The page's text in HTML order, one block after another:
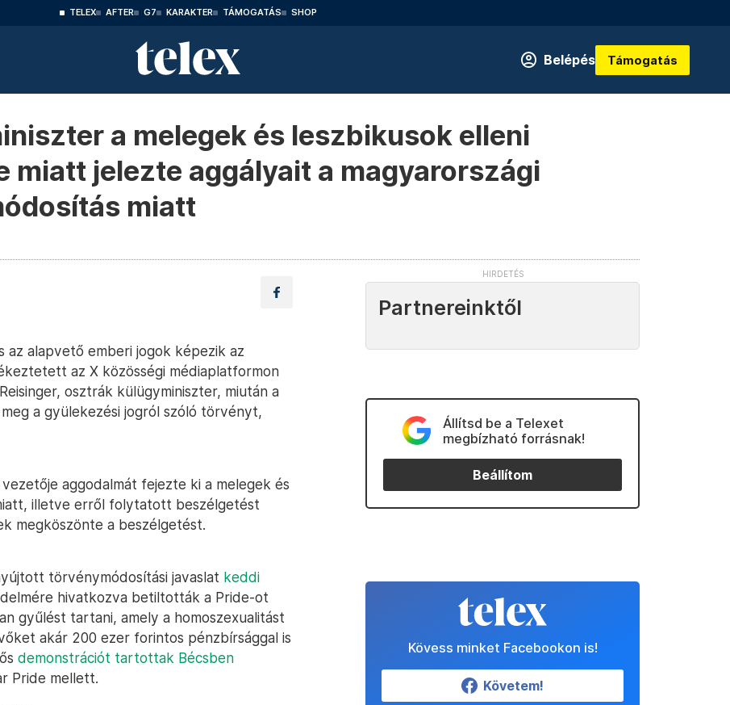
TELEX AFTER G7 KARAKTER TÁMOGATÁS SHOP
Belépés Támogatás
a melegek és leszbikusok elleni
miatt jelezte aggályait a magyarországi
miatt
az alapvető emberi jogok képezik az
az X közösségi médiaplatformon
osztrák külügyminiszter, miután a
a gyülekezési jogról szóló törvényt,
aggodalmát fejezte ki a melegek és
illetve erről folytatott beszélgetést
megköszönte a beszélgetést.
törvénymódosítási javaslat keddi
hivatkozva betiltották a Pride-ot
gyűlést tartani, amely a homoszexualitást
akár 200 ezer forintos pénzbírsággal is
demonstrációt tartottak Bécsben
Pride mellett.
Partnereinktől
Állítsd be a Telexet
megbízható forrásnak!
Beállítom
Kövess minket Facebookon is!
Követem!